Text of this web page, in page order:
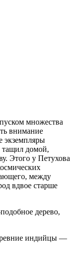
множества
внимание
экземпляры
тащил домой,
Этого у Петухова
между
вдвое старше
дерево,
индийцы —